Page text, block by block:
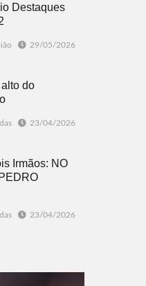
Destaques
29/05/2026
do
23/04/2026
Irmãos: NO
23/04/2026